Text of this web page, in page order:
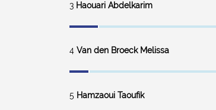
3 Haouari Abdelkarim
4 Van den Broeck Melissa
5 Hamzaoui Taoufik